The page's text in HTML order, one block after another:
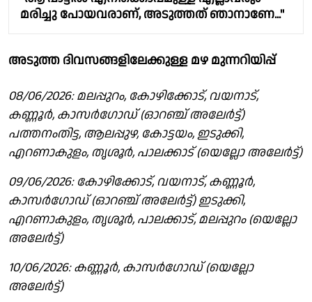
മരിച്ചു പോയവരാണ്, അടുത്തത് ഞാനാണേ..."
അടുത്ത ദിവസങ്ങളിലേക്കുള്ള മഴ മുന്നറിയിപ്പ്
08/06/2026: മലപ്പുറം, കോഴിക്കോട്, വയനാട്,
കണ്ണൂർ, കാസർഗോഡ് (ഓറഞ്ച് അലേർട്ട്)
പത്തനംതിട്ട, ആലപ്പുഴ, കോട്ടയം, ഇടുക്കി,
എറണാകുളം, തൃശൂർ, പാലക്കാട് (യെല്ലോ അലേർട്ട്)
09/06/2026: കോഴിക്കോട്, വയനാട്, കണ്ണൂർ,
കാസർഗോഡ് (ഓറഞ്ച് അലേർട്ട്) ഇടുക്കി,
എറണാകുളം, തൃശൂർ, പാലക്കാട്, മലപ്പുറം (യെല്ലോ
അലേർട്ട്)
10/06/2026: കണ്ണൂർ, കാസർഗോഡ് (യെല്ലോ
അലേർട്ട്)